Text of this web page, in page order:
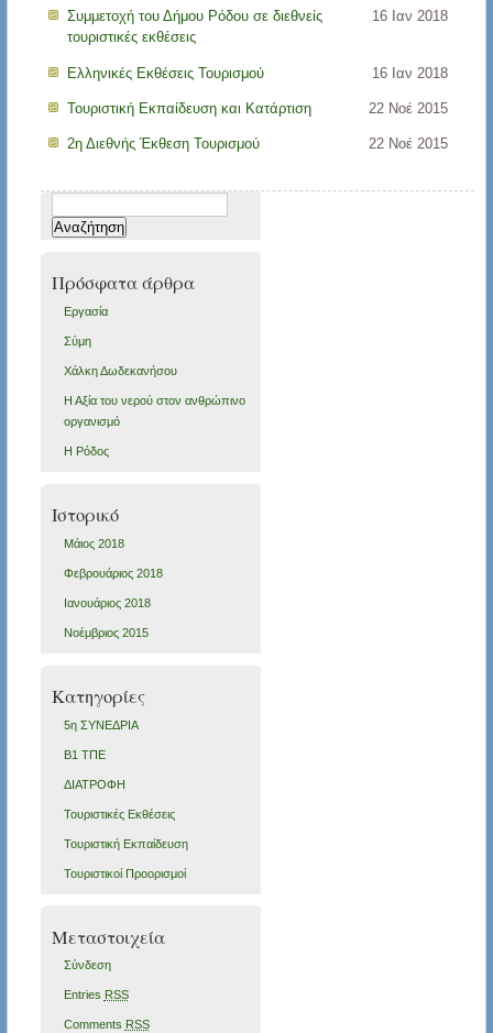
16 Ιαν 2018
Συμμετοχή του Δήμου Ρόδου σε διεθνείς
τουριστικές εκθέσεις
16 Ιαν 2018
Ελληνικές Εκθέσεις Τουρισμού
22 Νοέ 2015
Τουριστική Εκπαίδευση και Κατάρτιση
22 Νοέ 2015
2η Διεθνής Έκθεση Τουρισμού
για:
Πρόσφατα άρθρα
Εργασία
Σύμη
Χάλκη Δωδεκανήσου
Η Αξία του νερού στον ανθρώπινο
οργανισμό
Η Ρόδος
Ιστορικό
Μάιος 2018
Φεβρουάριος 2018
Ιανουάριος 2018
Νοέμβριος 2015
Kατηγορίες
5η ΣΥΝΕΔΡΙΑ
Β1 ΤΠΕ
ΔΙΑΤΡΟΦΗ
Τουριστικές Εκθέσεις
Τουριστική Εκπαίδευση
Τουριστικοί Προορισμοί
Μεταστοιχεία
Σύνδεση
Entries RSS
Comments RSS